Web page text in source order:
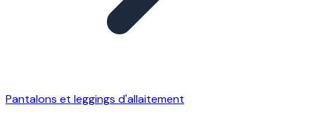
Pantalons et leggings d'allaitement